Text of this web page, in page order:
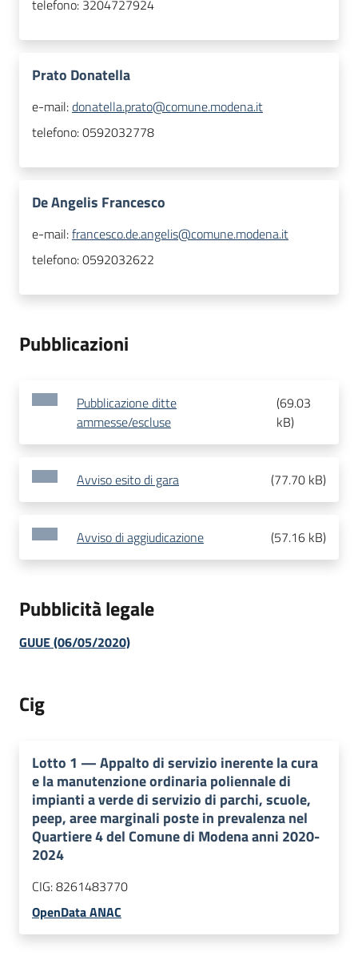
telefono: 3204727924
Prato Donatella
e-mail:donatella.prato@comune.modena.it
telefono:0592032778
De Angelis Francesco
e-mail:francesco.de.angelis@comune.modena.it
telefono:0592032622
Pubblicazioni
Pubblicazione ditte
ammesse/escluse
(69.03
kB)
Avviso esito di gara (77.70 kB)
Avviso di aggiudicazione (57.16 kB)
Pubblicità legale
GUUE (06/05/2020)
Cig
Lotto 1 —Appalto di servizio inerente la cura
e la manutenzione ordinaria poliennale di
impianti a verde di servizio di parchi, scuole,
peep, aree marginali poste in prevalenza nel
Quartiere 4 del Comune di Modena anni 2020-
2024
CIG:8261483770
OpenData ANAC